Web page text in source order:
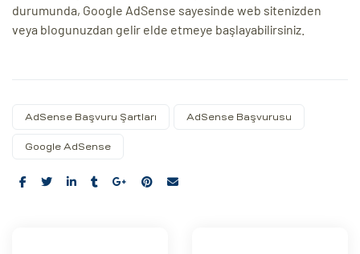
durumunda, Google AdSense sayesinde web sitenizden
veya blogunuzdan gelir elde etmeye başlayabilirsiniz.
AdSense Başvuru Şartları AdSense Başvurusu
Google AdSense
Share: